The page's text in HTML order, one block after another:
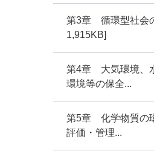
第3章 循環型社会
1,915KB]
第4章 大気環境、
環境等の保全...
第5章 化学物質の
評価・管理...